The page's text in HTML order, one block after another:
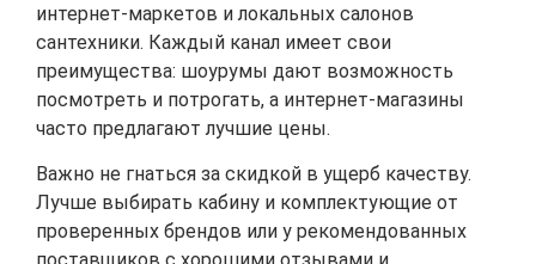
интернет-маркетов и локальных салонов
сантехники. Каждый канал имеет свои
преимущества: шоурумы дают возможность
посмотреть и потрогать, а интернет-магазины
часто предлагают лучшие цены.
Важно не гнаться за скидкой в ущерб качеству.
Лучше выбирать кабину и комплектующие от
проверенных брендов или у рекомендованных